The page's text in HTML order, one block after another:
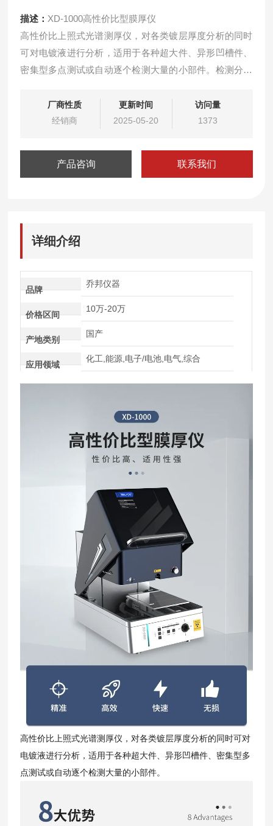
描述： XD-1000高性价比型膜厚仪
高性价比上照式光谱测厚仪，对各类镀层厚度分析的同时
可对电镀液进行分析，适用于各种超大件、异形凹槽件、
密集型多点测试或自动逐个检测大量的小部件。检测分析
厂商性质
经销商
更新时间
2025-05-20
访问量
1373
产品咨询 联系我们
详细介绍
品牌
乔邦仪器
价格区间
10万-20万
产地类别
国产
应用领域
化工,能源,电子/电池,电气,综合
高性价比上照式光谱测厚仪，对各类镀层厚度分析的同时可对
电镀液进行分析，适用于各种超大件、异形凹槽件、密集型多
点测试或自动逐个检测大量的小部件。